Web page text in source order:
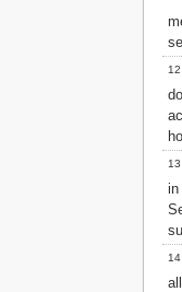
12
13
14